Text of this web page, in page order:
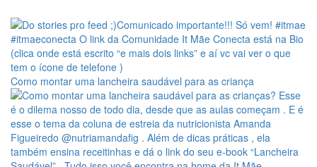
Como montar uma lancheira saudável para as criança